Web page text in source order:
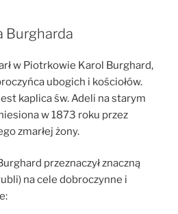
Burgharda
w Piotrkowie Karol Burghard,
ubogich i kościołów.
kaplica św. Adeli na starym
w 1873 roku przez
zmarłej żony.
przeznaczył znaczną
na cele dobroczynne i